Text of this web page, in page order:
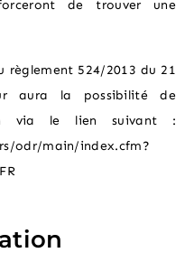
de trouver une
règlement 524/2013 du 21
aura la possibilité de
via le lien suivant :
odr/main/index.cfm?